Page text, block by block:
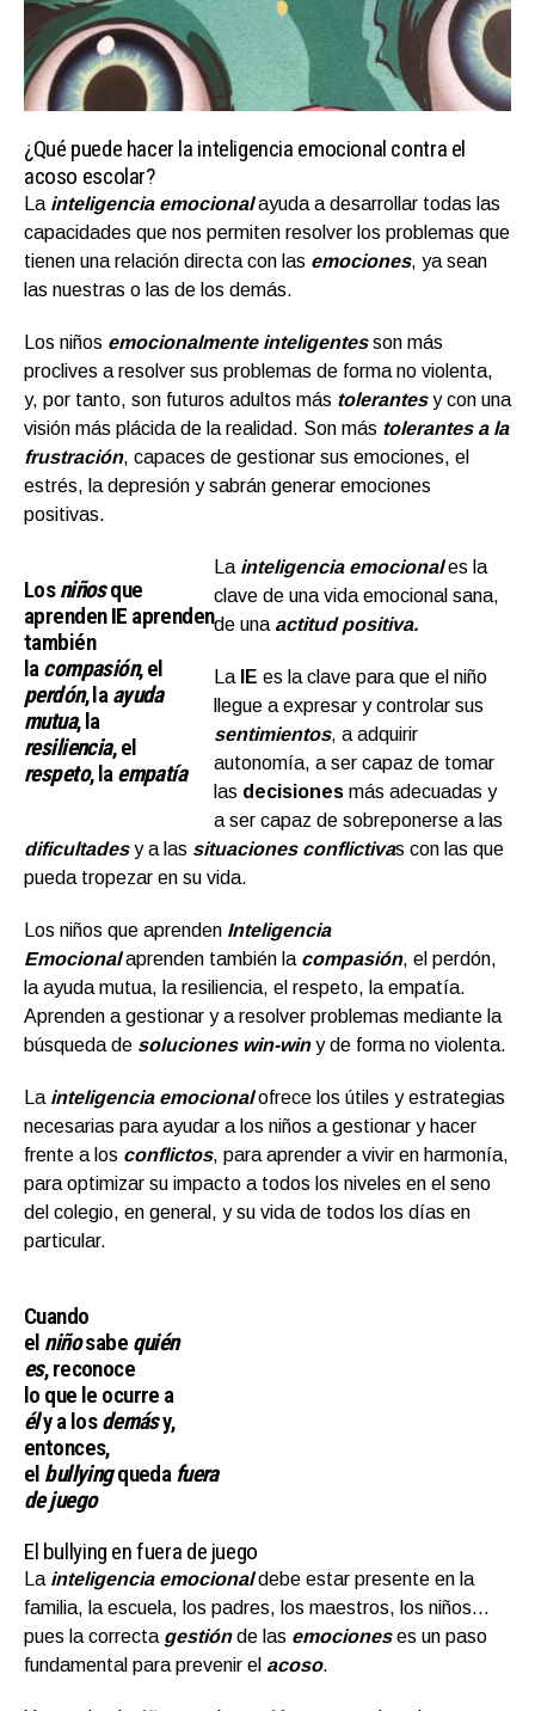
¿Qué puede hacer la inteligencia emocional contra el
acoso escolar?
La inteligencia emocional ayuda a desarrollar todas las
capacidades que nos permiten resolver los problemas que
tienen una relación directa con las emociones, ya sean
las nuestras o las de los demás.
Los niños emocionalmente inteligentesson más
proclives a resolver sus problemas de forma no violenta,
y, por tanto, son futuros adultos más tolerantesy con una
visión más plácida de la realidad. Son más tolerantes a la
frustración, capaces de gestionar sus emociones, el
estrés, la depresión y sabrán generar emociones
positivas.
Losniñosque
aprendenIE aprenden
también
lacompasión, el
perdón, laayuda
mutua, la
resiliencia, el
respeto, laempatía
La inteligencia emocional es la
clave de una vida emocional sana,
de una actitud positiva.
La IE es la clave para que el niño
llegue a expresar y controlar sus
sentimientos, a adquirir
autonomía, a ser capaz de tomar
las decisiones más adecuadas y
a ser capaz de sobreponerse a las
dificultadesy a las situaciones conflictivas con las que
pueda tropezar en su vida.
Los niños que aprenden Inteligencia
Emocionalaprenden también la compasión, el perdón,
la ayuda mutua, la resiliencia, el respeto, la empatía.
Aprenden a gestionar y a resolver problemas mediante la
búsqueda de soluciones win-winy de forma no violenta.
La inteligencia emocionalofrece los útiles y estrategias
necesarias para ayudar a los niños a gestionar y hacer
frente a los conflictos, para aprender a vivir en harmonía,
para optimizar su impacto a todos los niveles en el seno
del colegio, en general, y su vida de todos los días en
particular.
Cuando
el niñosabe quién
es, reconoce
lo que le ocurre a
ély a losdemásy,
entonces,
el bullyingquedafuera
de juego
El bullying en fuera de juego
La inteligencia emocional debe estar presente en la
familia, la escuela, los padres, los maestros, los niños…
pues la correcta gestiónde las emocioneses un paso
fundamental para prevenir el acoso.